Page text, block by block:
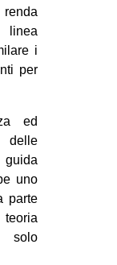
renda
linea
i
per
ed
delle
uno
parte
solo